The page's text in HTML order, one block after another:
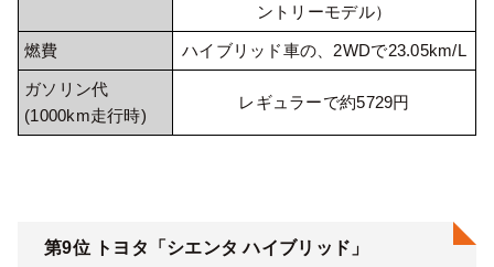
ントリーモデル）
燃費 ハイブリッド車の、2WDで23.05km/L
ガソリン代
(1000km走行時)
レギュラーで約5729円
第9位 トヨタ「シエンタ ハイブリッド」